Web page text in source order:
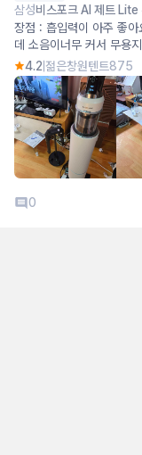
삼성비스포크 AI 제트 Lite 무
리니베이지
장점 : 흡입력이 아주 좋
데 소음이너무 커서 무용
주 흡족합니다 고온세척
니다 단점 : 무거워요 청소기를 몇개사용하는데 타 제품보단 무겁네요 묵직함
을 좋아하는분들은 괜찮을
4.2 젊은창원텐트875
0